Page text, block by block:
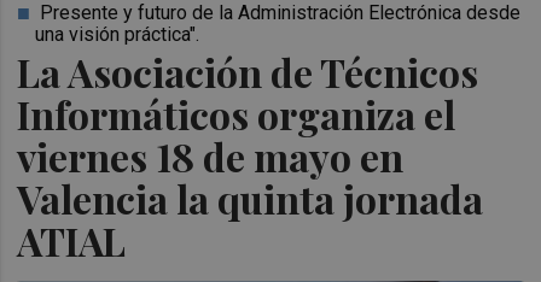
La Asociación de Técnicos
Informáticos organiza el
viernes 18 de mayo en
Valencia la quinta jornada
ATIAL
Presente y futuro de la Administración Electrónica desde
una visión práctica".